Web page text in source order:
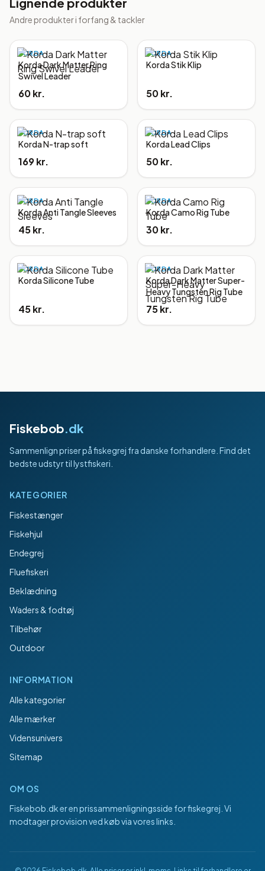
Andre produkter i forfang & tackler
KORDA
Korda Dark Matter Ring
Swivel Leader
60 kr.
KORDA
Korda Stik Klip
50 kr.
KORDA
Korda N-trap soft
169 kr.
KORDA
Korda Lead Clips
50 kr.
KORDA
Korda Anti Tangle Sleeves
45 kr.
KORDA
Korda Camo Rig Tube
30 kr.
KORDA
Korda Silicone Tube
45 kr.
KORDA
Korda Dark Matter Super-
Heavy Tungsten Rig Tube
75 kr.
Fiskebob.dk
Sammenlign priser på fiskegrej fra danske forhandlere. Find det
bedste udstyr til lystfiskeri.
KATEGORIER
Fiskestænger
Fiskehjul
Endegrej
Fluefiskeri
Beklædning
Waders & fodtøj
Tilbehør
Outdoor
INFORMATION
Alle kategorier
Alle mærker
Vidensunivers
Sitemap
OM OS
Fiskebob.dker en prissammenligningsside for fiskegrej. Vi
modtager provision ved køb via vores links.